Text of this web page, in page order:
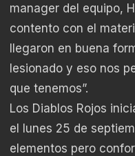
manager del equipo,
contento con el
llegaron en buena
lesionado y eso nos
que tenemos”.
Los Diablos Rojos
el lunes 25 de
elementos pero